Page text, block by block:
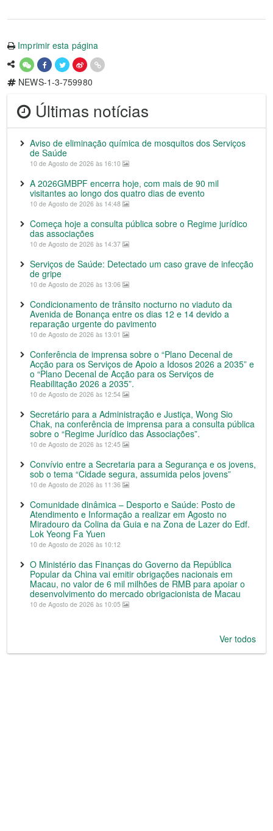
Imprimir esta página
NEWS-1-3-759980
Últimas notícias
Aviso de eliminação química de mosquitos dos Serviços
de Saúde
10 de Agosto de 2026 às 16:10
A 2026GMBPF encerra hoje, com mais de 90 mil
visitantes ao longo dos quatro dias de evento
10 de Agosto de 2026 às 14:48
Começa hoje a consulta pública sobre o Regime jurídico
das associações
10 de Agosto de 2026 às 14:37
Serviços de Saúde: Detectado um caso grave de infecção
de gripe
10 de Agosto de 2026 às 13:06
Condicionamento de trânsito nocturno no viaduto da
Avenida de Bonança entre os dias 12 e 14 devido a
reparação urgente do pavimento
10 de Agosto de 2026 às 13:01
Conferência de imprensa sobre o “Plano Decenal de
Acção para os Serviços de Apoio a Idosos 2026 a 2035” e
o “Plano Decenal de Acção para os Serviços de
Reabilitação 2026 a 2035”.
10 de Agosto de 2026 às 12:54
Secretário para a Administração e Justiça, Wong Sio
Chak, na conferência de imprensa para a consulta pública
sobre o “Regime Jurídico das Associações”.
10 de Agosto de 2026 às 12:45
Convívio entre a Secretaria para a Segurança e os jovens,
sob o tema “Cidade segura, assumida pelos jovens”
10 de Agosto de 2026 às 11:36
Comunidade dinâmica – Desporto e Saúde: Posto de
Atendimento e Informação a realizar em Agosto no
Miradouro da Colina da Guia e na Zona de Lazer do Edf.
Lok Yeong Fa Yuen
10 de Agosto de 2026 às 10:12
O Ministério das Finanças do Governo da República
Popular da China vai emitir obrigações nacionais em
Macau, no valor de 6 mil milhões de RMB para apoiar o
desenvolvimento do mercado obrigacionista de Macau
10 de Agosto de 2026 às 10:05
Ver todos